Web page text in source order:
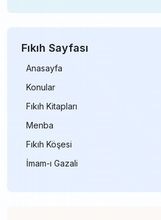
Fıkıh Sayfası
Anasayfa
Konular
Fıkıh Kitapları
Menba
Fıkıh Köşesi
İmam-ı Gazali